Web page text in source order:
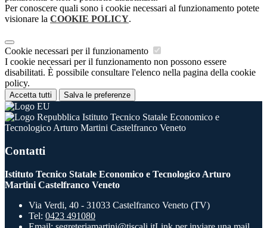
Per conoscere quali sono i cookie necessari al funzionamento potete
visionare la COOKIE POLICY.
Cookie necessari per il funzionamento
I cookie necessari per il funzionamento non possono essere
disabilitati. È possibile consultare l'elenco nella pagina della cookie
policy.
Accetta tutti Salva le preferenze
Istituto Tecnico Statale Economico e
Tecnologico Arturo Martini Castelfranco Veneto
Contatti
Istituto Tecnico Statale Economico e Tecnologico Arturo
Martini Castelfranco Veneto
Via Verdi, 40 - 31033 Castelfranco Veneto (TV)
Tel: 0423 491080